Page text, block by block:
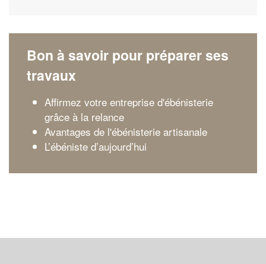
Bon à savoir pour préparer ses
travaux
Affirmez votre entreprise d'ébénisterie
grâce à la relance
Avantages de l'ébénisterie artisanale
L’ébéniste d’aujourd’hui